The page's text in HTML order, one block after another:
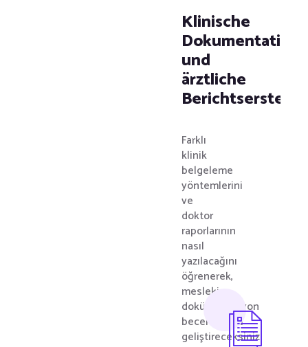
Klinische
Dokumentation
und
ärztliche
Farklı
klinik
belgeleme
yöntemlerini
ve
doktor
raporlarının
nasıl
yazılacağını
öğrenerek,
mesleki
dokümantasyon
becerilerinizi
geliştireceksiniz.